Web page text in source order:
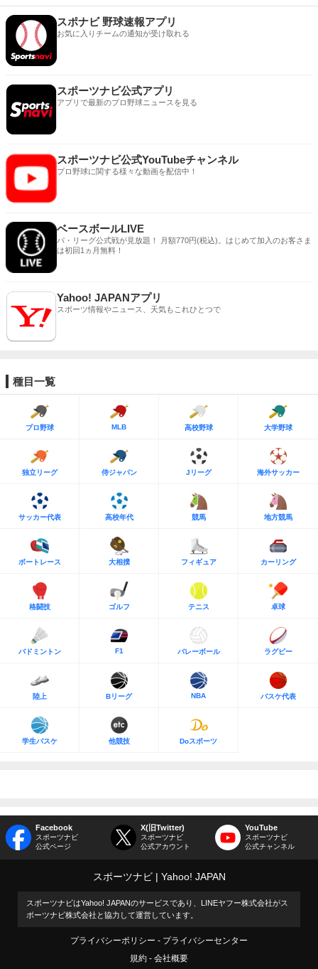
スポナビ 野球速報アプリ
お気に入りチームの通知が受け取れる
スポーツナビ公式アプリ
アプリで最新のプロ野球ニュースを見る
スポーツナビ公式YouTubeチャンネル
プロ野球に関する様々な動画を配信中！
ベースボールLIVE
パ・リーグ公式戦が見放題！ 月額770円(税込)。はじめて加入のお客さま
は初回1ヵ月無料！
Yahoo! JAPANアプリ
スポーツ情報やニュース、天気もこれひとつで
種目一覧
プロ野球 MLB 高校野球 大学野球
独立リーグ 侍ジャパン Jリーグ 海外サッカー
サッカー代表 高校年代 競馬 地方競馬
ボートレース 大相撲 フィギュア カーリング
格闘技 ゴルフ テニス 卓球
バドミントン F1 バレーボール ラグビー
陸上 Bリーグ NBA バスケ代表
学生バスケ 他競技 Doスポーツ
Facebook
スポーツナビ
公式ページ
X(旧Twitter)
スポーツナビ
公式アカウント
YouTube
スポーツナビ
公式チャンネル
スポーツナビ Yahoo! JAPAN
スポーツナビはYahoo! JAPANのサービスであり、LINEヤフー株式会社がス
ポーツナビ株式会社と協力して運営しています。
プライバシーポリシー
プライバシーセンター
規約
会社概要